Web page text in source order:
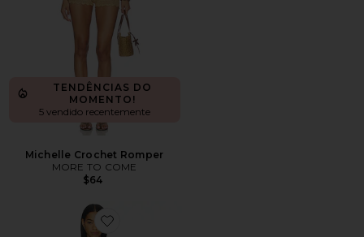
TENDÊNCIAS DO
MOMENTO!
5 vendido recentemente
Michelle Crochet Romper
MORE TO COME
$64
Favorite Lucinda Short Set